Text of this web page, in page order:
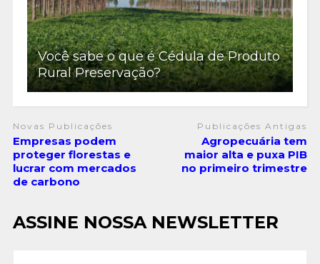
Você sabe o que é Cédula de Produto
Rural Preservação?
Novas Publicações
Empresas podem
proteger florestas e
lucrar com mercados
de carbono
Publicações Antigas
Agropecuária tem
maior alta e puxa PIB
no primeiro trimestre
ASSINE NOSSA NEWSLETTER